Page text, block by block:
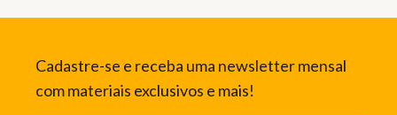
Cadastre-se e receba uma newsletter mensal
com materiais exclusivos e mais!